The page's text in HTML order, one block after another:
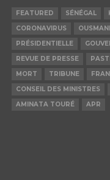
FEATURED SÉNÉGAL
CORONAVIRUS
PRÉSIDENTIELLE
REVUE DE PRESSE
MORT
TRIBUNE
CONSEIL DES MINISTRES
AMINATA TOURÉ
APR